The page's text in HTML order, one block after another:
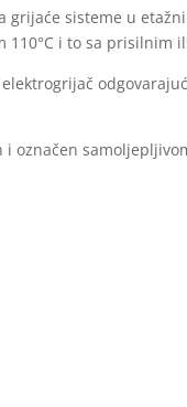
grijaće sisteme u
i to sa prisilnim
označen